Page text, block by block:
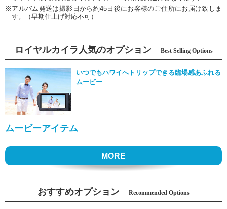
※アルバム発送は撮影日から約45日後にお客様のご住所にお届け致しま
す。（早期仕上げ対応不可）
ロイヤルカイラ人気のオプション Best Selling Options
いつでもハワイへトリップできる臨場感あふれる
ムービー
ムービーアイテム
MORE
おすすめオプション Recommended Options